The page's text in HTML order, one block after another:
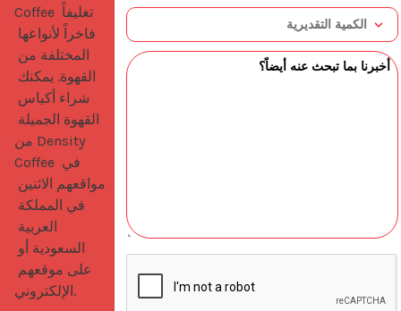
Coffee تغليفاً
من Density
Coffee في
الإلكتروني.